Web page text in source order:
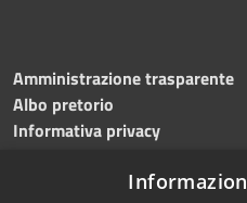
Amministrazione trasparente
Albo pretorio
Informativa privacy
Dichiarazione di accessibilità